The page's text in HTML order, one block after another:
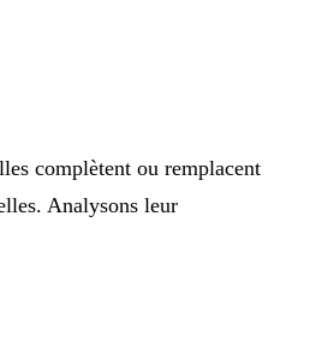
complètent ou remplacent
Analysons leur